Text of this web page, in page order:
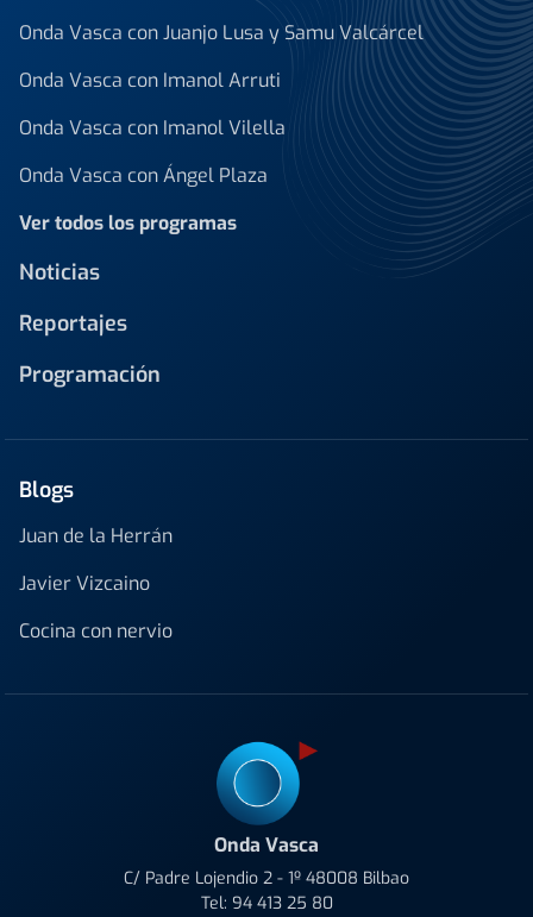
Onda Vasca con Juanjo Lusa y Samu Valcárcel
Onda Vasca con Imanol Arruti
Onda Vasca con Imanol Vilella
Onda Vasca con Ángel Plaza
Ver todos los programas
Noticias
Reportajes
Programación
Blogs
Juan de la Herrán
Javier Vizcaino
Cocina con nervio
Onda Vasca
C/ Padre Lojendio 2 - 1º 48008 Bilbao
Tel: 94 413 25 80